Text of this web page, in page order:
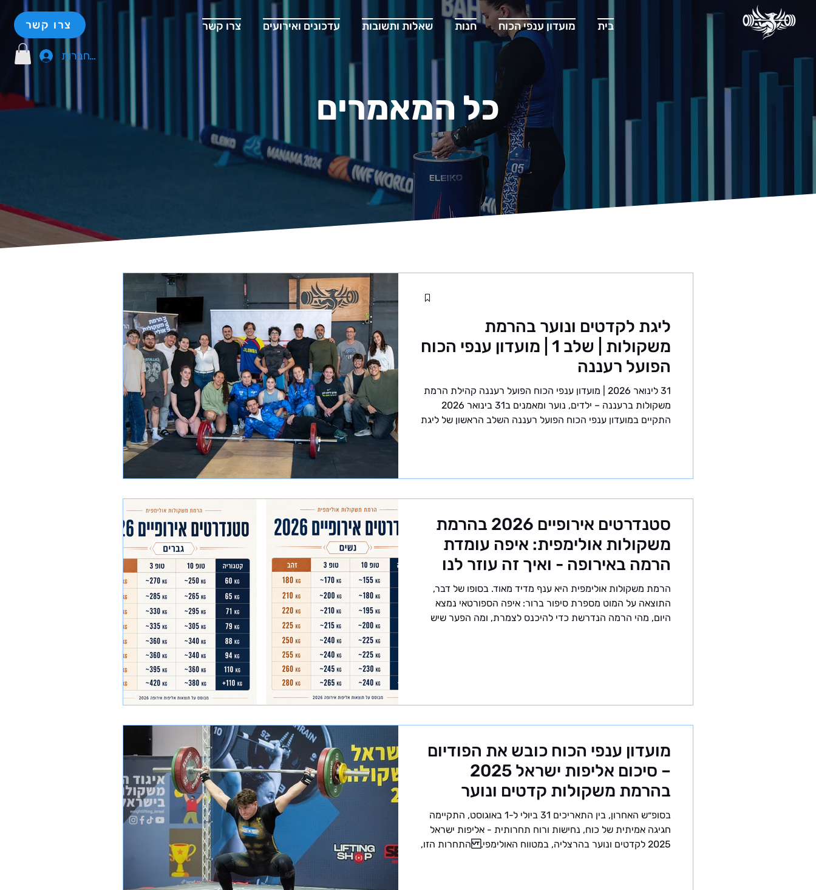
צרו קשר
להתחברות
בית מועדון ענפי הכוח חנות שאלות ותשובות עדכונים ואירועים צרו קשר
כל המאמרים
ליגת לקדטים ונוער בהרמת
משקולות | שלב 1 | מועדון ענפי הכוח
הפועל רעננה
31 לינואר 2026 | מועדון ענפי הכוח הפועל רעננה קהילת הרמת
משקולות ברעננה – ילדים, נוער ומאמנים ב31 בינואר 2026
התקיים במועדון ענפי הכוח הפועל רעננה השלב הראשון של ליגת
המשקולות בישראל, זכו סוף סוף הקדטים והנוער שלנו לעלות על
סטנדרטים אירופיים 2026 בהרמת
משקולות אולימפית: איפה עומדת
הרמה באירופה - ואיך זה עוזר לנו
בישראל?
הרמת משקולות אולימפית היא ענף מדיד מאוד. בסופו של דבר,
התוצאה על המוט מספרת סיפור ברור: איפה הספורטאי נמצא
היום, מהי הרמה הנדרשת כדי להיכנס לצמרת, ומה הפער שיש
על הרמה הנדרשת כיום באירופה. למה חשוב להסתכל על
מועדון ענפי הכוח כובש את הפודיום
– סיכום אליפות ישראל 2025
בהרמת משקולות קדטים ונוער
בסופ״ש האחרון, בין התאריכים 31 ביולי ל-1 באוגוסט, התקיימה
חגיגה אמיתית של כוח, נחישות ורוח תחרותית - אליפות ישראל
2025 לקדטים ונוער בהרצליה, במטווח האולימפי. התחרות הזו,